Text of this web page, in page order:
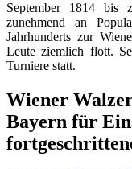
September 1814 bis
zunehmend an
Jahrhunderts zur
Leute ziemlich flott.
Turniere statt.
Wiener
Bayern für